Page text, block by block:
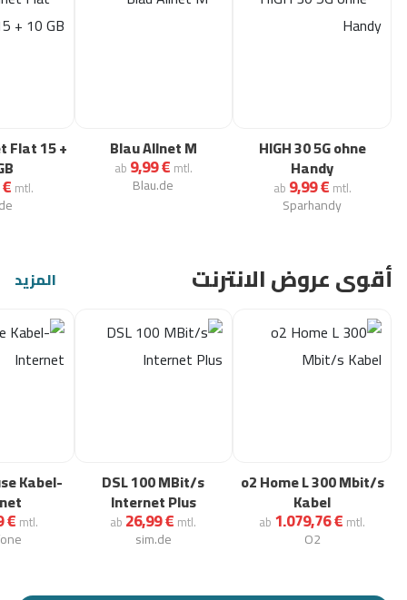
HIGH 30 5G ohne
Handy
ab 9,99 € mtl.
Sparhandy
Blau Allnet M
ab 9,99 € mtl.
Blau.de
Flat 15 +
mtl.
أقوى عروض الانترنت المزيد
o2 Home L 300 Mbit/s
Kabel
ab 1.079,76 € mtl.
O2
DSL 100 MBit/s
Internet Plus
ab 26,99 € mtl.
sim.de
Kabel-
€ mtl.